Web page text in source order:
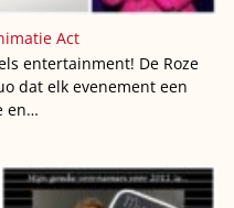
Act
entertainment! De Roze
dat elk evenement een
en…